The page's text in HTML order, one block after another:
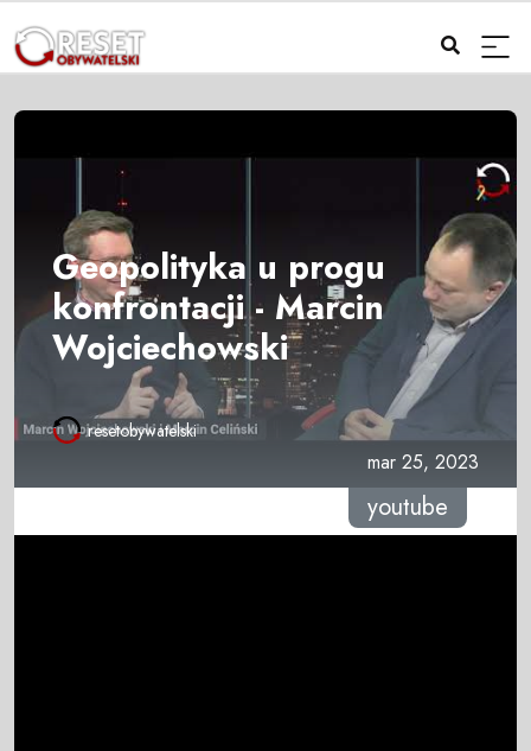
Geopolityka u progu
konfrontacji - Marcin
Wojciechowski
resetobywatelski
mar 25, 2023
youtube